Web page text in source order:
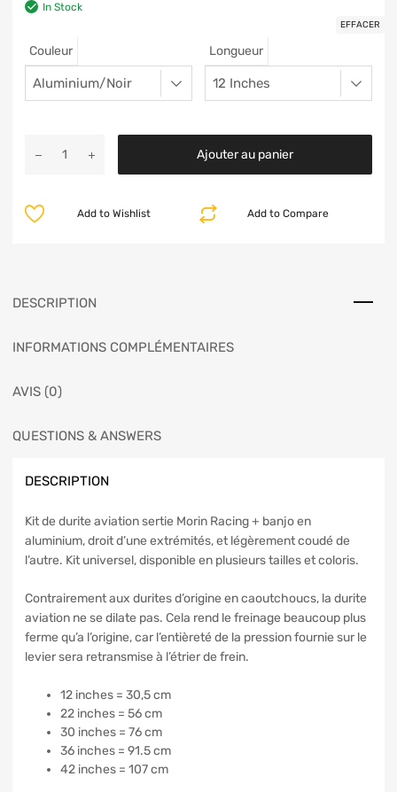
In Stock
Couleur Longueur
EFFACER
Ajouter au panier
Add to Compare
Add to Wishlist
DESCRIPTION
INFORMATIONS COMPLÉMENTAIRES
AVIS (0)
QUESTIONS & ANSWERS
DESCRIPTION
Kit de durite aviation sertie Morin Racing + banjo en
aluminium, droit d’une extrémités, et légèrement coudé de
l’autre. Kit universel, disponible en plusieurs tailles et coloris.
Contrairement aux durites d’origine en caoutchoucs, la durite
aviation ne se dilate pas. Cela rend le freinage beaucoup plus
ferme qu’a l’origine, car l’entièreté de la pression fournie sur le
levier sera retransmise à l’étrier de frein.
12 inches = 30,5 cm
22 inches = 56 cm
30 inches = 76 cm
36 inches = 91.5 cm
42 inches = 107 cm